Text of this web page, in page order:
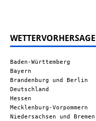
Baden-Württemberg
Bayern
Brandenburg und Berlin
Deutschland
Hessen
Mecklenburg-Vorpommern
Niedersachsen und Bremen